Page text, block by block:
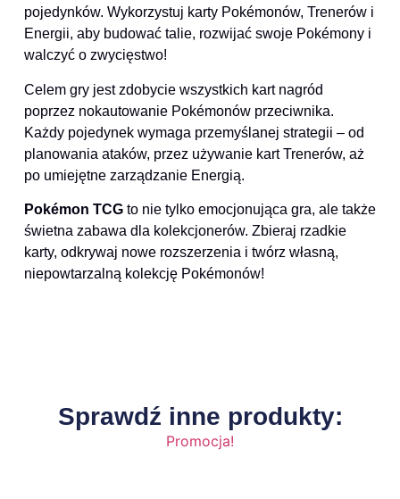
pojedynków. Wykorzystuj karty Pokémonów, Trenerów i
Energii, aby budować talie, rozwijać swoje Pokémony i
walczyć o zwycięstwo!
Celem gry jest zdobycie wszystkich kart nagród
poprzez nokautowanie Pokémonów przeciwnika.
Każdy pojedynek wymaga przemyślanej strategii – od
planowania ataków, przez używanie kart Trenerów, aż
po umiejętne zarządzanie Energią.
Pokémon TCGto nie tylko emocjonująca gra, ale także
świetna zabawa dla kolekcjonerów. Zbieraj rzadkie
karty, odkrywaj nowe rozszerzenia i twórz własną,
niepowtarzalną kolekcję Pokémonów!
Sprawdź inne produkty:
Promocja!